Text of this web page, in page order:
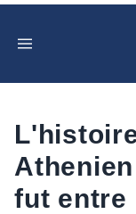
fut entre